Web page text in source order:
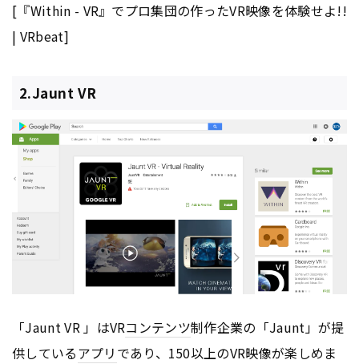
[『Within - VR』でプロ集団の作ったVR映像を体験せよ!!
| VRbeat]
2.Jaunt VR
「Jaunt VR 」はVRコンテンツ制作企業の「Jaunt」が提
供しているアプリ であり、150以上のVR映像が楽しめま